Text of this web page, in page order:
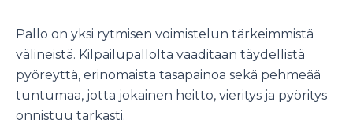
Pallo on yksi rytmisen voimistelun tärkeimmistä
välineistä. Kilpailupallolta vaaditaan täydellistä
pyöreyttä, erinomaista tasapainoa sekä pehmeää
tuntumaa, jotta jokainen heitto, vieritys ja pyöritys
onnistuu tarkasti.